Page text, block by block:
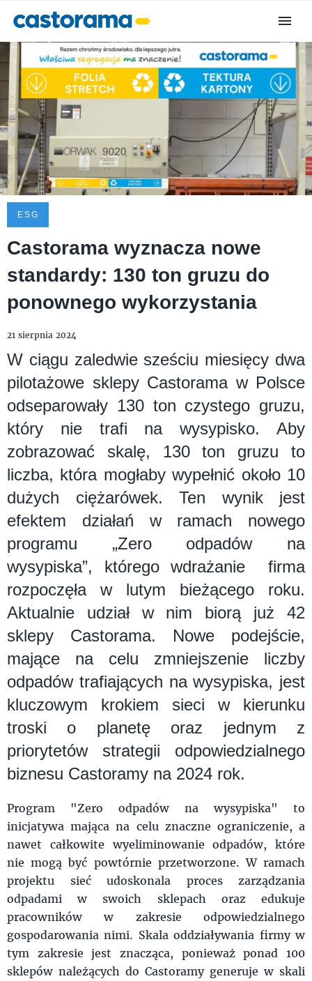
ESG
Castorama wyznacza nowe
standardy: 130 ton gruzu do
ponownego wykorzystania
21 sierpnia 2024
W ciągu zaledwie sześciu miesięcy dwa
pilotażowe sklepy Castorama w Polsce
odseparowały 130 ton czystego gruzu,
który nie trafi na wysypisko. Aby
zobrazować skalę, 130 ton gruzu to
liczba, która mogłaby wypełnić około 10
dużych ciężarówek. Ten wynik jest
efektem działań w ramach nowego
programu „Zero odpadów na
wysypiska”, którego wdrażanie firma
rozpoczęła w lutym bieżącego roku.
Aktualnie udział w nim biorą już 42
sklepy Castorama. Nowe podejście,
mające na celu zmniejszenie liczby
odpadów trafiających na wysypiska, jest
kluczowym krokiem sieci w kierunku
troski o planetę oraz jednym z
priorytetów strategii odpowiedzialnego
biznesu Castoramy na 2024 rok.
Program "Zero odpadów na wysypiska" to
inicjatywa mająca na celu znaczne ograniczenie, a
nawet całkowite wyeliminowanie odpadów, które
nie mogą być powtórnie przetworzone. W ramach
projektu sieć udoskonala proces zarządzania
odpadami w swoich sklepach oraz edukuje
pracowników w zakresie odpowiedzialnego
gospodarowania nimi. Skala oddziaływania firmy w
tym zakresie jest znacząca, ponieważ ponad 100
sklepów należących do Castoramy generuje w skali